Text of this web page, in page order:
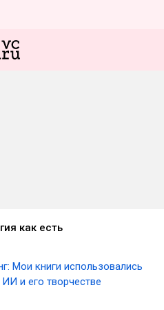
как есть
Мои книги использовались
и его творчестве